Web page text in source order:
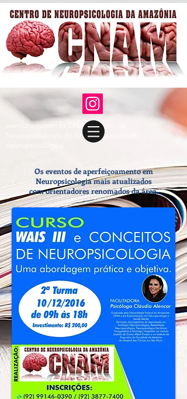
www.cnam.com.br
CNAM Centro de
Neuropsicologia da Amazônia avaliação
Os eventos de aperfeiçoamento em
Neuropsicologia mais atualizados
com orientadores renomados da área.